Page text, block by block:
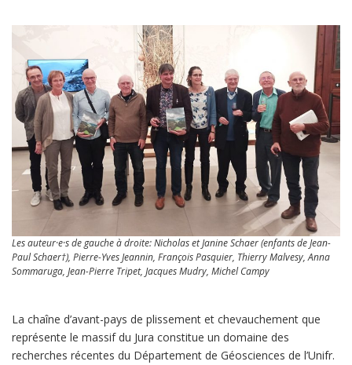
Les auteur·e·s de gauche à droite: Nicholas et Janine Schaer (enfants de Jean-
Paul Schaer†), Pierre-Yves Jeannin, François Pasquier, Thierry Malvesy, Anna
Sommaruga, Jean-Pierre Tripet, Jacques Mudry, Michel Campy
La chaîne d’avant-pays de plissement et chevauchement que
représente le massif du Jura constitue un domaine des
recherches récentes du Département de Géosciences de l’Unifr.